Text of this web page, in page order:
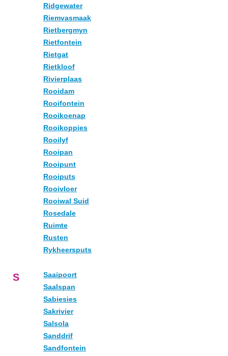
Ridgewater
Riemvasmaak
Rietbergmyn
Rietfontein
Rietgat
Rietkloof
Rivierplaas
Rooidam
Rooifontein
Rooikoenap
Rooikoppies
Rooilyf
Rooipan
Rooipunt
Rooiputs
Rooivloer
Rooiwal Suid
Rosedale
Ruimte
Rusten
Rykheersputs
S
Saaipoort
Saalspan
Sabiesies
Sakrivier
Salsola
Sanddrif
Sandfontein